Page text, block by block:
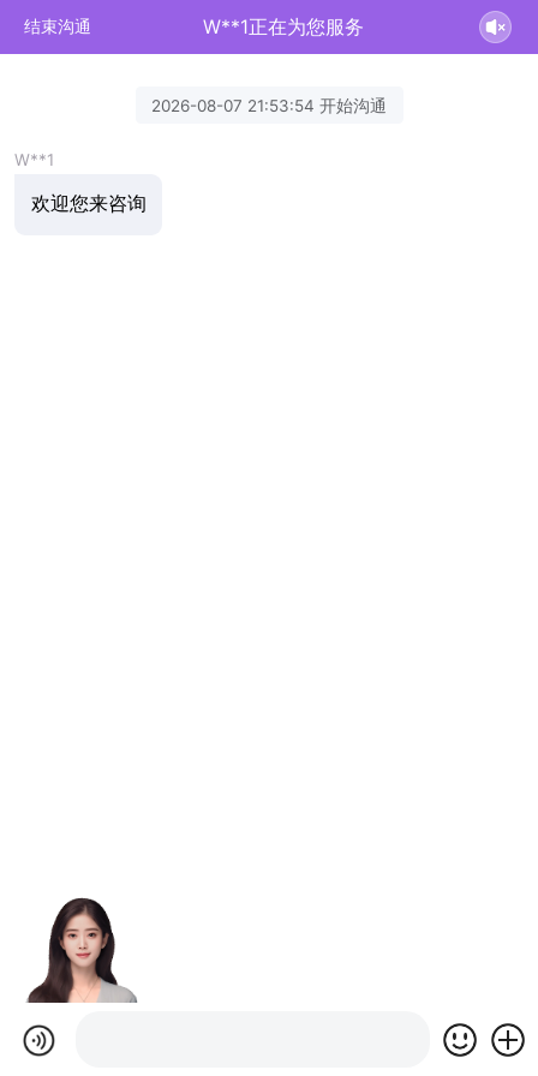
结束沟通 W**1正在为您服务
2026-08-07 21:53:54 开始沟通
W**1
欢迎您来咨询